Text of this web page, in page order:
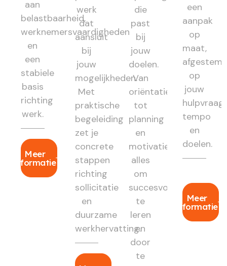
aan
belastbaarheid,
werknemersvaardigheden
en
een
stabiele
basis
richting
werk.
Meer
informatie
werk
dat
aansluit
bij
jouw
mogelijkheden.
Met
praktische
begeleiding
zet je
concrete
stappen
richting
sollicitatie
en
duurzame
werkhervatting.
die
past
bij
jouw
doelen.
Van
oriëntatie
tot
planning
en
motivatie:
alles
om
succesvol
te
leren
en
door
te
een
aanpak
op
maat,
op
jouw
hulpvraag,
tempo
en
doelen.
Meer
informatie